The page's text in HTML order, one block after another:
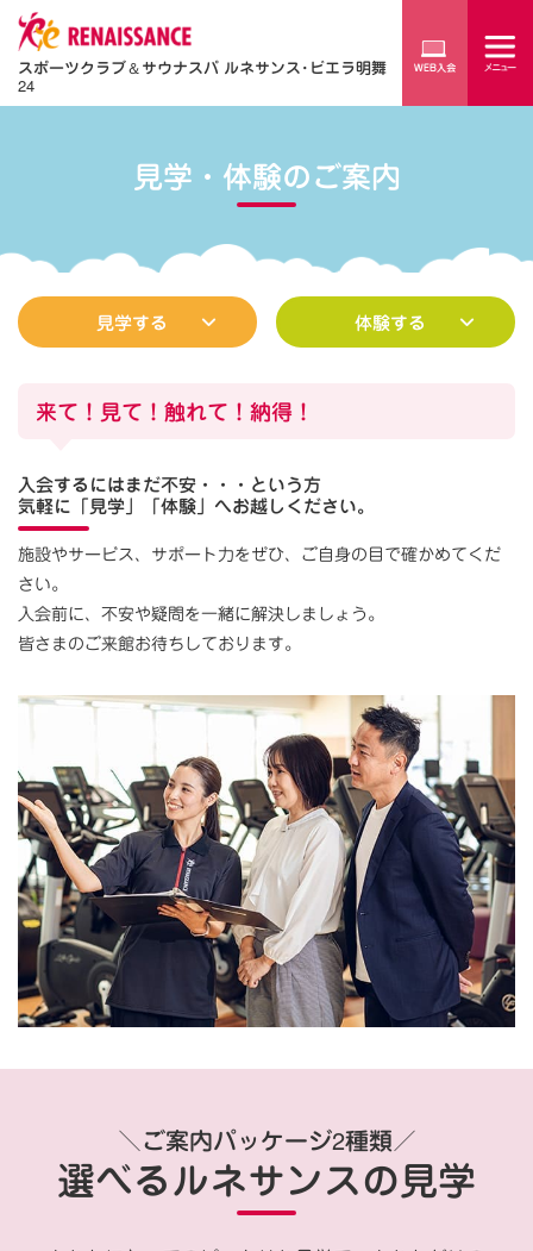
スポーツクラブ＆サウナスパ ルネサンス･ビエラ明舞
24
見学・体験のご案内
見学する 体験する
来て！見て！触れて！納得！
入会するにはまだ不安・・・という方
気軽に「見学」「体験」へお越しください。
施設やサービス、サポート力をぜひ、ご自身の目で確かめてくだ
さい。
入会前に、不安や疑問を一緒に解決しましょう。
皆さまのご来館お待ちしております。
＼ご案内パッケージ2種類／
選べるルネサンスの見学